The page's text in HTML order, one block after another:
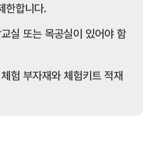
한합니다.
실 또는 목공실이 있어야 함
험 부자재와 체험키트 적재